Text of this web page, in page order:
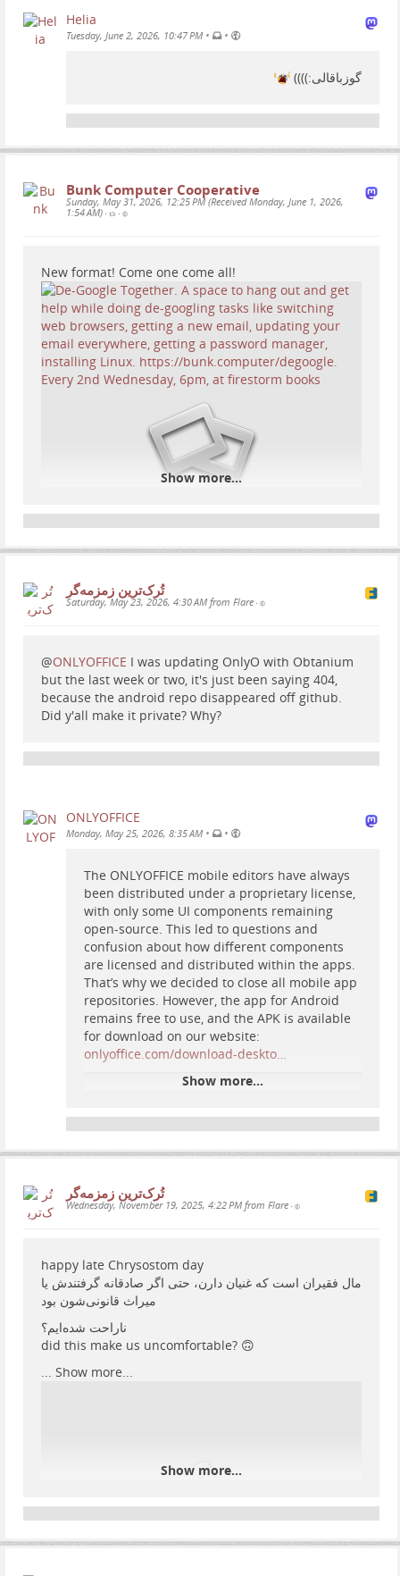
Helia
Tuesday, June 2, 2026, 10:47 PM • •
گوزباقالی:))))
Bunk Computer Cooperative
Sunday, May 31, 2026, 12:25 PM (Received Monday, June 1, 2026,
1:54 AM) • •
New format! Come one come all!
Show more...
تُرک‌ترین زمزمەگر
Saturday, May 23, 2026, 4:30 AM from Flare •
@ONLYOFFICE I was updating OnlyO with Obtanium
but the last week or two, it's just been saying 404,
because the android repo disappeared off github.
Did y'all make it private? Why?
ONLYOFFICE
Monday, May 25, 2026, 8:35 AM • •
The ONLYOFFICE mobile editors have always
been distributed under a proprietary license,
with only some UI components remaining
open-source. This led to questions and
confusion about how different components
are licensed and distributed within the apps.
That’s why we decided to close all mobile app
repositories. However, the app for Android
remains free to use, and the APK is available
for download on our website:
onlyoffice.com/download-deskto…
apps
Download free ONLYOFFICE document editors
www.onlyoffice.com
Show more...
تُرک‌ترین زمزمەگر
Wednesday, November 19, 2025, 4:22 PM from Flare •
happy late Chrysostom day
مال فقیران است که غنیان دارن، حتی اگر صادقانه گرفتندش یا
میراث قانونی‌شون بود
ناراحت شده‌ایم؟
did this make us uncomfortable? 🙃
... Show more...
Show more...